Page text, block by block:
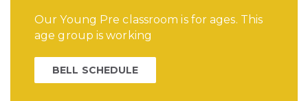
Our Young Pre classroom is for ages. This
age group is working
BELL SCHEDULE